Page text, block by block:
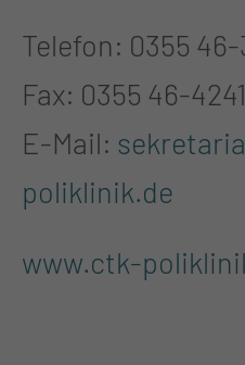
Telefon: 0355
Fax: 0355 46-4241
E-Mail:
poliklinik.de
www.ctk-